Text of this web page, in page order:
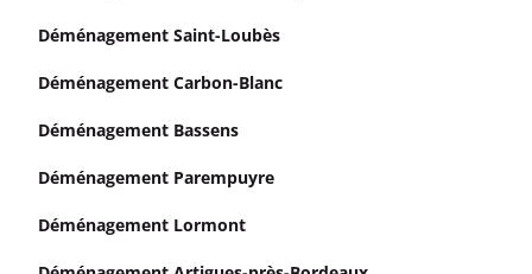
Déménagement Saint-Loubès
Déménagement Carbon-Blanc
Déménagement Bassens
Déménagement Parempuyre
Déménagement Lormont